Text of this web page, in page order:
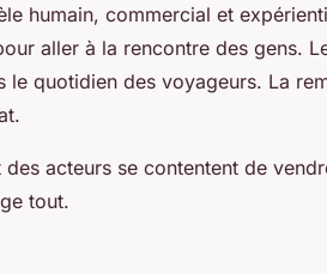
humain, commercial et
aller à la rencontre des gens.
le quotidien des voyageurs. La
acteurs se contentent de
tout.